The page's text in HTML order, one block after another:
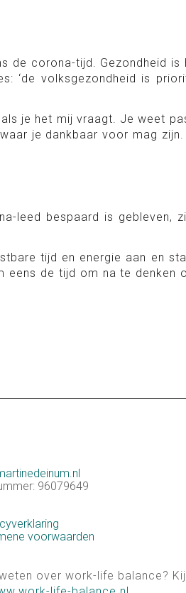
de corona-tijd. Gezondheid
‘de volksgezondheid is
je het mij vraagt. Je weet
je dankbaar voor mag
leed bespaard is gebleven,
tijd en energie aan en
eens de tijd om na te
96079649
voorwaarden
over work-life balance?